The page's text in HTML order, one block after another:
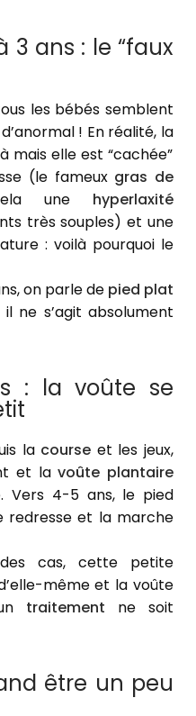
3 ans : le “faux
les bébés semblent
d’anormal ! En réalité, la
mais elle est “cachée”
(le fameux gras de
une hyperlaxité
très souples) et une
: voilà pourquoi le
on parle de pied plat
ne s’agit absolument
: la voûte se
la course et les jeux,
et lavoûte plantaire
Vers 4-5 ans, le pied
redresse et la marche
cas, cette petite
même et la voûte
traitement ne soit
être un peu